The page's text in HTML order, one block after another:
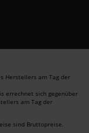
Herstellers am Tag der
errechnet sich gegenüber
am Tag der
sind Bruttopreise.